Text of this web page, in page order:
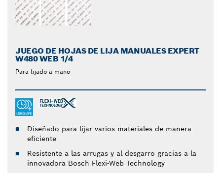
JUEGO DE HOJAS DE LIJA MANUALES EXPERT
W480 WEB 1/4
Para lijado a mano
Diseñado para lijar varios materiales de manera
eficiente
Resistente a las arrugas y al desgarro gracias a la
innovadora Bosch Flexi-Web Technology